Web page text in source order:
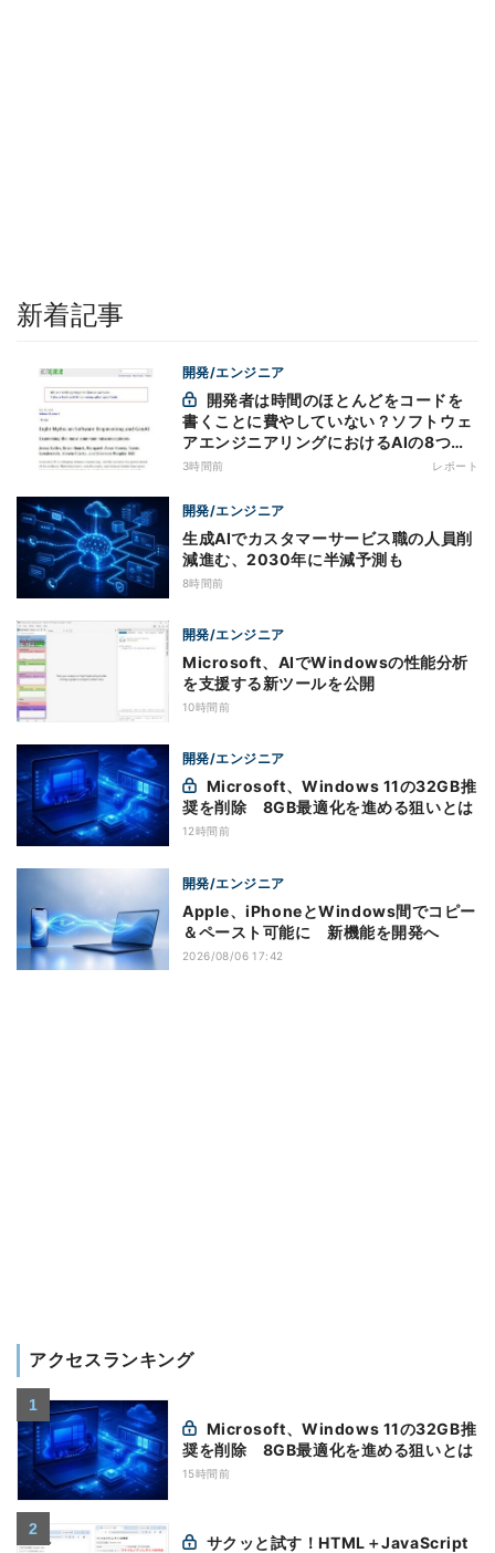
新着記事
開発/エンジニア
書くことに費やしていない？ソフトウェ
アエンジニアリングにおけるAIの8つの
神話への賛否
3時間前 レポート
開発/エンジニア
生成AIでカスタマーサービス職の人員削
減進む、2030年に半減予測も
8時間前
開発/エンジニア
Microsoft、AIでWindowsの性能分析
を支援する新ツールを公開
10時間前
開発/エンジニア
奨を削除 8GB最適化を進める狙いとは
12時間前
開発/エンジニア
Apple、iPhoneとWindows間でコピー
＆ペースト可能に 新機能を開発へ
2026/08/06 17:42
アクセスランキング
奨を削除 8GB最適化を進める狙いとは
15時間前